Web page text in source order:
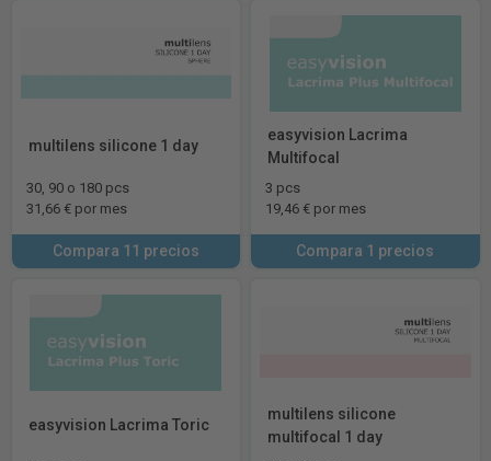
multilens silicone 1 day
30, 90 o 180 pcs
31,66 € por mes
Compara 11 precios
easyvision Lacrima
Multifocal
3 pcs
19,46 € por mes
Compara 1 precios
easyvision Lacrima Toric
multilens silicone
multifocal 1 day